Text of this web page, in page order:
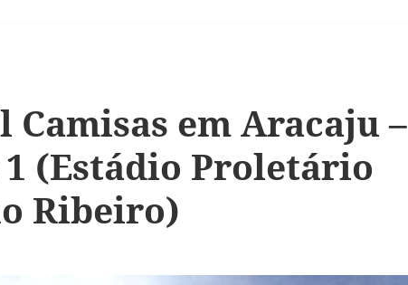
Camisas em Aracaju –
(Estádio Proletário
Ribeiro)